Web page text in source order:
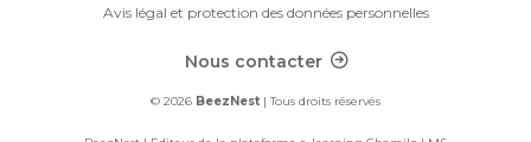
Avis légal et protection des données personnelles
Footer ContactNous contacter
© 2026 BeezNest | Tous droits réservés